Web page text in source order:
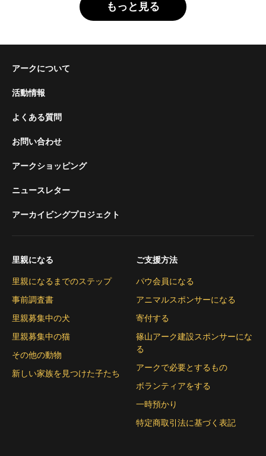
もっと見る
アークについて
活動情報
よくある質問
お問い合わせ
アークショッピング
ニュースレター
アーカイビングプロジェクト
里親になる
里親になるまでのステップ
事前調査書
里親募集中の犬
里親募集中の猫
その他の動物
新しい家族を見つけた子たち
ご支援方法
パウ会員になる
アニマルスポンサーになる
寄付する
篠山アーク建設スポンサーにな
る
アークで必要とするもの
ボランティアをする
一時預かり
特定商取引法に基づく表記